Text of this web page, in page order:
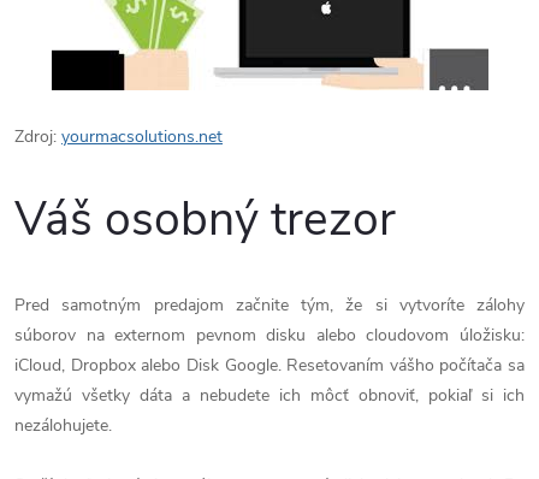
Zdroj: yourmacsolutions.net
Váš osobný trezor
Pred samotným predajom začnite tým, že si vytvoríte zálohy
súborov na externom pevnom disku alebo cloudovom úložisku:
iCloud, Dropbox alebo Disk Google. Resetovaním vášho počítača sa
vymažú všetky dáta a nebudete ich môcť obnoviť, pokiaľ si ich
nezálohujete.